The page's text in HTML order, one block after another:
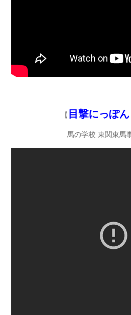
【 目撃にっぽ
馬の学校 東関東馬